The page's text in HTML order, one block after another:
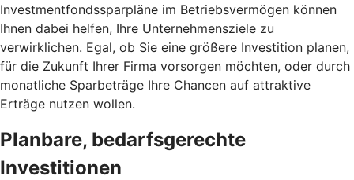
Investmentfondssparpläne im Betriebsvermögen können
Ihnen dabei helfen, Ihre Unternehmensziele zu
verwirklichen. Egal, ob Sie eine größere Investition planen,
für die Zukunft Ihrer Firma vorsorgen möchten, oder durch
monatliche Sparbeträge Ihre Chancen auf attraktive
Erträge nutzen wollen.
Planbare, bedarfsgerechte
Investitionen